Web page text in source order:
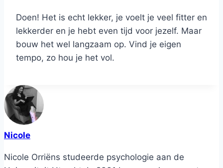
Doen! Het is echt lekker, je voelt je veel fitter en
lekkerder en je hebt even tijd voor jezelf. Maar
bouw het wel langzaam op. Vind je eigen
tempo, zo hou je het vol.
Nicole
Nicole Orriëns studeerde psychologie aan de